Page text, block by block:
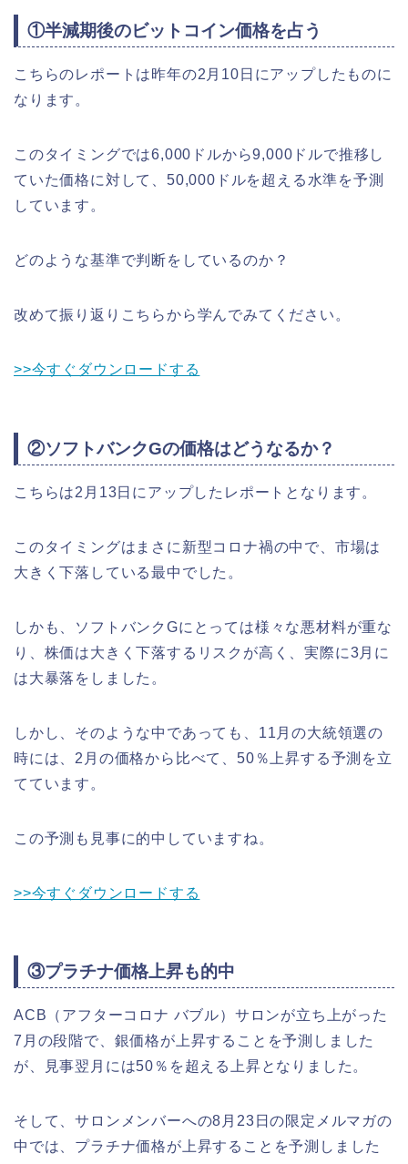
①半減期後のビットコイン価格を占う
こちらのレポートは昨年の2月10日にアップしたものに
なります。
このタイミングでは6,000ドルから9,000ドルで推移し
ていた価格に対して、50,000ドルを超える水準を予測
しています。
どのような基準で判断をしているのか？
改めて振り返りこちらから学んでみてください。
>>今すぐダウンロードする
②ソフトバンクGの価格はどうなるか？
こちらは2月13日にアップしたレポートとなります。
このタイミングはまさに新型コロナ禍の中で、市場は
大きく下落している最中でした。
しかも、ソフトバンクGにとっては様々な悪材料が重な
り、株価は大きく下落するリスクが高く、実際に3月に
は大暴落をしました。
しかし、そのような中であっても、11月の大統領選の
時には、2月の価格から比べて、50％上昇する予測を立
てています。
この予測も見事に的中していますね。
>>今すぐダウンロードする
③プラチナ価格上昇も的中
ACB（アフターコロナ バブル）サロンが立ち上がった
7月の段階で、銀価格が上昇することを予測しました
が、見事翌月には50％を超える上昇となりました。
そして、サロンメンバーへの8月23日の限定メルマガの
中では、プラチナ価格が上昇することを予測しました